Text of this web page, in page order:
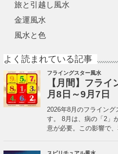
旅と引越し風水
金運風水
風水と色
よく読まれている記事